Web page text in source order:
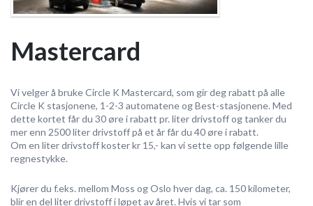
Mastercard
Vi velger å bruke Circle K Mastercard, som gir deg rabatt på alle
Circle K stasjonene, 1-2-3 automatene og Best-stasjonene. Med
dette kortet får du 30 øre i rabatt pr. liter drivstoff og tanker du
mer enn 2500 liter drivstoff på et år får du 40 øre i rabatt.
Om en liter drivstoff koster kr 15,- kan vi sette opp følgende lille
regnestykke.
Kjører du f.eks. mellom Moss og Oslo hver dag, ca. 150 kilometer,
blir en del liter drivstoff i løpet av året. Hvis vi tar som